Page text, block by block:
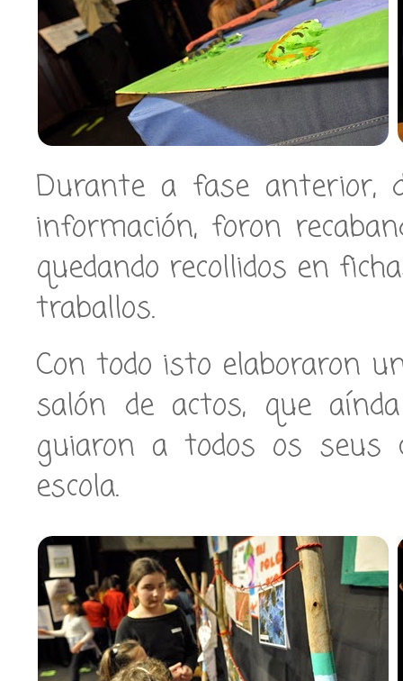
Durante a fase
información, foron
quedando recollidos en
traballos.
Con todo isto elaboraron
salón de actos, que
guiaron a todos os seus
escola.